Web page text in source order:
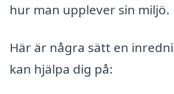
hur man upplever sin miljö.
Här är några sätt en
kan hjälpa dig på: